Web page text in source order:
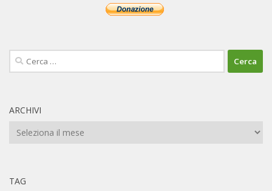
Ricerca
per:
ARCHIVI
Archivi
TAG